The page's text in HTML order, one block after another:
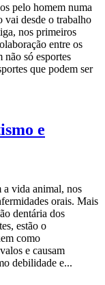
pelo homem numa
vai desde o trabalho
nos primeiros
entre os
não só esportes
que podem ser
e
a vida animal, nos
orais. Mais
dentária dos
estão o
como
e causam
debilidade e...